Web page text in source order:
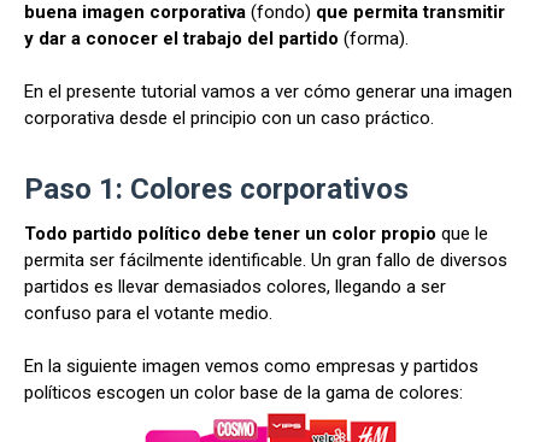
buena imagen corporativa (fondo) que permita transmitir
y dar a conocer el trabajo del partido (forma).
En el presente tutorial vamos a ver cómo generar una imagen
corporativa desde el principio con un caso práctico.
Paso 1: Colores corporativos
Todo partido político debe tener un color propio que le
permita ser fácilmente identificable. Un gran fallo de diversos
partidos es llevar demasiados colores, llegando a ser
confuso para el votante medio.
En la siguiente imagen vemos como empresas y partidos
políticos escogen un color base de la gama de colores: